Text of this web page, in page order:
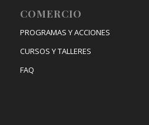
COMERCIO
PROGRAMAS Y ACCIONES
CURSOS Y TALLERES
FAQ